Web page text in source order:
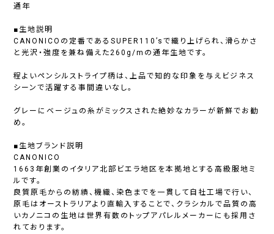
通年
■生地説明
CANONICOの定番であるSUPER110’sで織り上げられ、滑らかさ
と光沢・強度を兼ね備えた260g/mの通年生地です。
程よいペンシルストライプ柄は、上品で知的な印象を与えビジネス
シーンで活躍する事間違いなし。
グレーにベージュの糸がミックスされた絶妙なカラーが新鮮でお勧
め。
■生地ブランド説明
CANONICO
1663年創業のイタリア北部ビエラ地区を本拠地とする高級服地ミ
ルです。
良質原毛からの紡績、機織、染色までを一貫して自社工場で行い、
原毛はオーストラリアより直輸入することで、クラシカルで品質の高
いカノニコの生地は世界有数のトップアパレルメーカーにも採用さ
れております。